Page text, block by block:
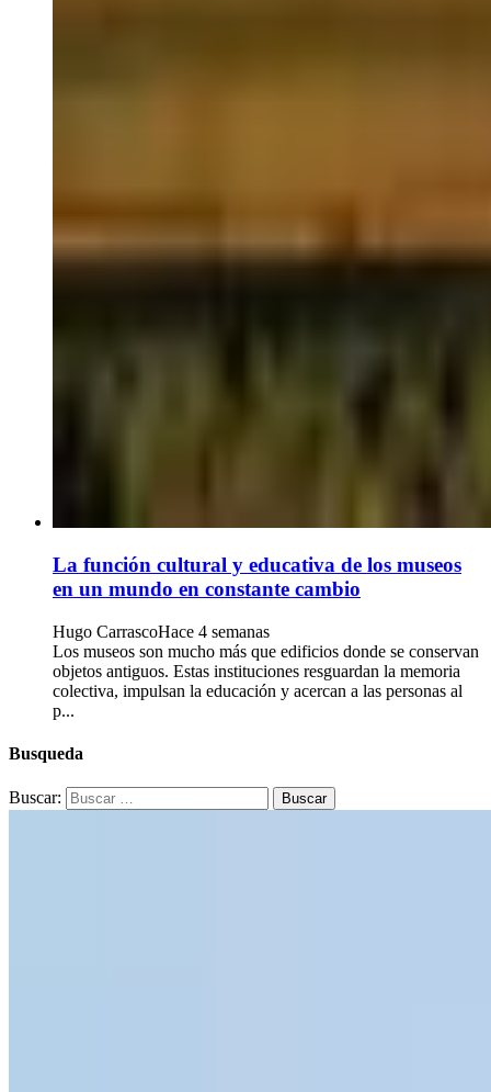
La función cultural y educativa de los museos
en un mundo en constante cambio
Hugo CarrascoHace 4 semanas
Los museos son mucho más que edificios donde se conservan
objetos antiguos. Estas instituciones resguardan la memoria
colectiva, impulsan la educación y acercan a las personas al
p...
Busqueda
Buscar: